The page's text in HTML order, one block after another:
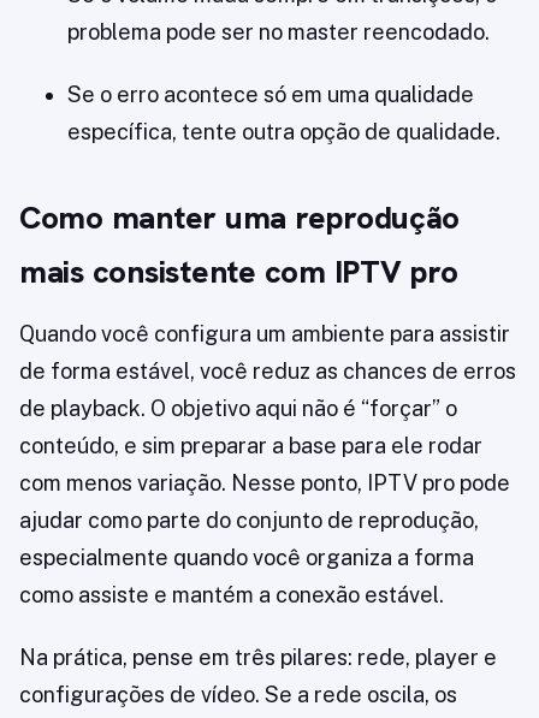
problema pode ser no master reencodado.
Se o erro acontece só em uma qualidade
específica, tente outra opção de qualidade.
Como manter uma reprodução
mais consistente com IPTV pro
Quando você configura um ambiente para assistir
de forma estável, você reduz as chances de erros
de playback. O objetivo aqui não é “forçar” o
conteúdo, e sim preparar a base para ele rodar
com menos variação. Nesse ponto, IPTV pro pode
ajudar como parte do conjunto de reprodução,
especialmente quando você organiza a forma
como assiste e mantém a conexão estável.
Na prática, pense em três pilares: rede, player e
configurações de vídeo. Se a rede oscila, os